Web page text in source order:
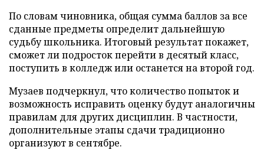
По словам чиновника, общая сумма баллов за все
сданные предметы определит дальнейшую
судьбу школьника. Итоговый результат покажет,
сможет ли подросток перейти в десятый класс,
поступить в колледж или останется на второй год.
Музаев подчеркнул, что количество попыток и
возможность исправить оценку будут аналогичны
правилам для других дисциплин. В частности,
дополнительные этапы сдачи традиционно
организуют в сентябре.